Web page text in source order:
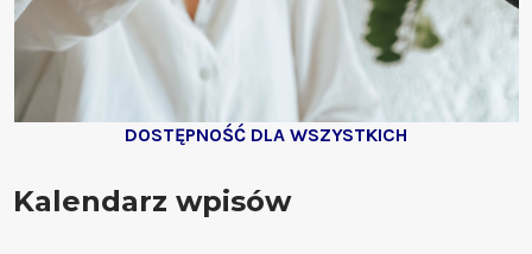
DOSTĘPNOŚĆ DLA WSZYSTKICH
Kalendarz wpisów